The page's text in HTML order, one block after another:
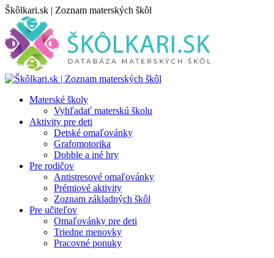
Skip
content
Škôlkari.sk | Zoznam materských škôl
Materské školy
Vyhľadať materskú školu
Aktivity pre deti
Detské omaľovánky
Grafomotorika
Dobble a iné hry
Pre rodičov
Antistresové omaľovánky
Prémiové aktivity
Zoznam základných škôl
Pre učiteľov
Omaľovánky pre deti
Triedne menovky
Pracovné ponuky